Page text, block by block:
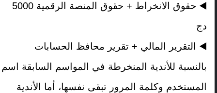
◀
حقوق الانخراط + حقوق المنصة الرقمية 5000
دج
◀
التقرير المالي + تقرير محافظ الحسابات
بالنسبة للأندية المنخرطة في المواسم السابقة اسم
المستخدم وكلمة المرور تبقى نفسها، أما الأندية